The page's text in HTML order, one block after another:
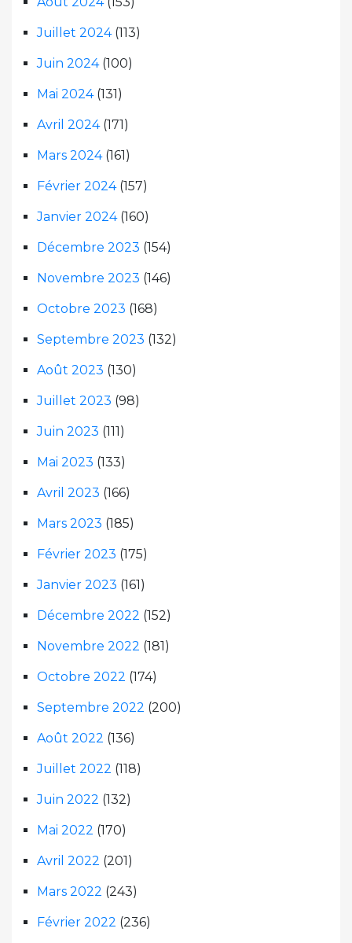
Juillet 2024(113)
Juin 2024(100)
Mai 2024(131)
Avril 2024(171)
Mars 2024(161)
Février 2024(157)
Janvier 2024(160)
Décembre 2023 (154)
Novembre 2023 (146)
Octobre 2023 (168)
Septembre 2023 (132)
Août 2023 (130)
Juillet 2023 (98)
Juin 2023 (111)
Mai 2023 (133)
Avril 2023 (166)
Mars 2023 (185)
Février 2023 (175)
Janvier 2023 (161)
Décembre 2022 (152)
Novembre 2022 (181)
Octobre 2022 (174)
Septembre 2022 (200)
Août 2022 (136)
Juillet 2022 (118)
Juin 2022 (132)
Mai 2022 (170)
Avril 2022 (201)
Mars 2022 (243)
Février 2022 (236)